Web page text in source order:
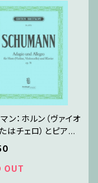
ン：ホルン（ヴァイオ
はチェロ）とピアノ
アダージョとア
OUT